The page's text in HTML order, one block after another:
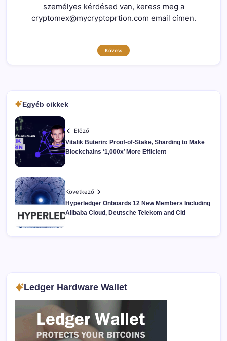
személyes kérdésed van, keress meg a
cryptomex@mycryptoprtion.com email címen.
Kövess
Egyéb cikkek
Előző
Vitalik Buterin: Proof-of-Stake, Sharding to Make
Blockchains ‘1,000x’ More Efficient
Következő
Hyperledger Onboards 12 New Members Including
Alibaba Cloud, Deutsche Telekom and Citi
Ledger Hardware Wallet